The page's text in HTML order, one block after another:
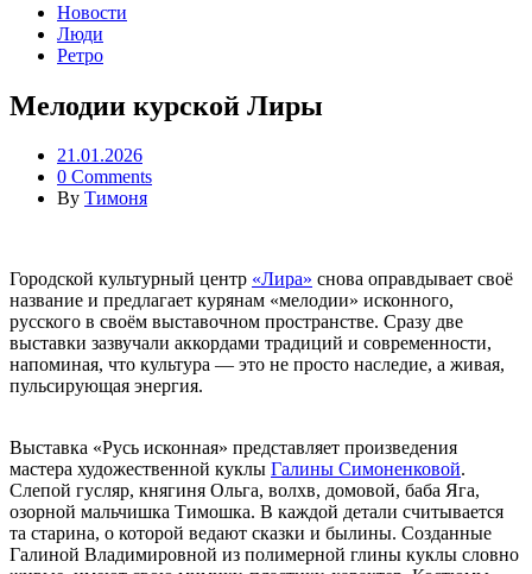
Новости
Люди
Ретро
Мелодии курской Лиры
21.01.2026
0 Comments
By Тимоня
Городской культурный центр «Лира» снова оправдывает своё
название и предлагает курянам «мелодии» исконного,
русского в своём выставочном пространстве. Сразу две
выставки зазвучали аккордами традиций и современности,
напоминая, что культура — это не просто наследие, а живая,
пульсирующая энергия.
Выставка «Русь исконная» представляет произведения
мастера художественной куклы Галины Симоненковой.
Слепой гусляр, княгиня Ольга, волхв, домовой, баба Яга,
озорной мальчишка Тимошка. В каждой детали считывается
та старина, о которой ведают сказки и былины. Созданные
Галиной Владимировной из полимерной глины куклы словно